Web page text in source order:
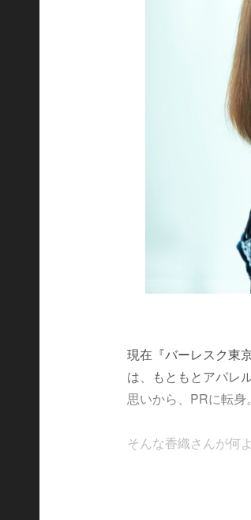
現在『バーレスク東
は、もともとアパレ
思いから、PRに転身
そんな香織さんが何